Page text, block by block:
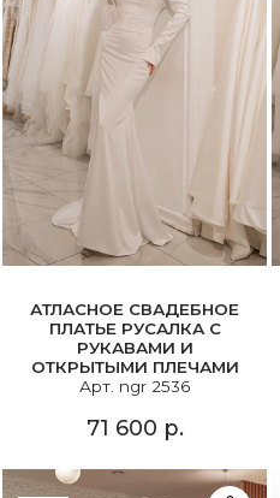
АТЛАСНОЕ СВАДЕБНОЕ
ПЛАТЬЕ РУСАЛКА С
РУКАВАМИ И
ОТКРЫТЫМИ ПЛЕЧАМИ
Арт. ngr 2536
71 600 р.